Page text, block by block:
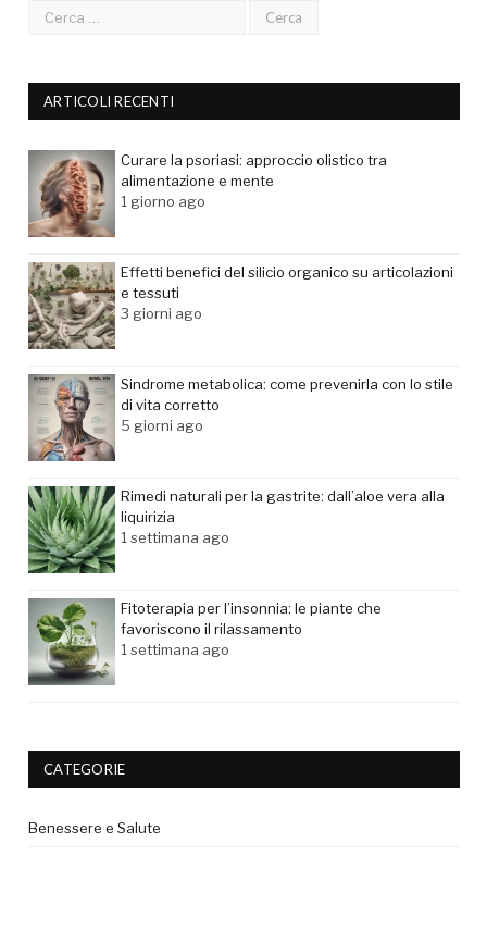
ARTICOLI RECENTI
Curare la psoriasi: approccio olistico tra
alimentazione e mente
1 giorno ago
Effetti benefici del silicio organico su articolazioni
e tessuti
3 giorni ago
Sindrome metabolica: come prevenirla con lo stile
di vita corretto
5 giorni ago
Rimedi naturali per la gastrite: dall’aloe vera alla
liquirizia
1 settimana ago
Fitoterapia per l’insonnia: le piante che
favoriscono il rilassamento
1 settimana ago
CATEGORIE
Benessere e Salute